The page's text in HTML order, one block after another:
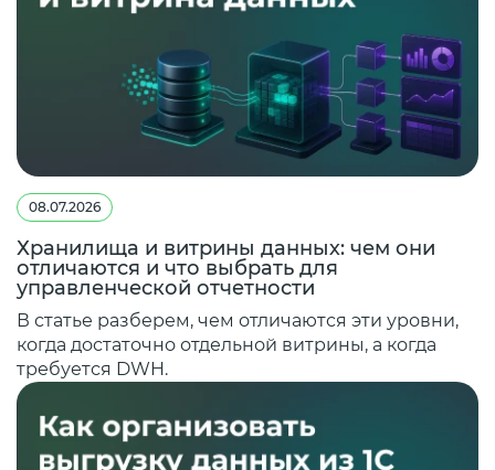
08.07.2026
Хранилища и витрины данных: чем они
отличаются и что выбрать для
управленческой отчетности
В статье разберем, чем отличаются эти уровни,
когда достаточно отдельной витрины, а когда
требуется DWH.